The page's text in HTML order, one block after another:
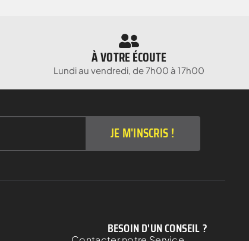
À VOTRE ÉCOUTE
Lundi au vendredi, de 7h00 à 17h00
JE M'INSCRIS !
BESOIN D'UN CONSEIL ?